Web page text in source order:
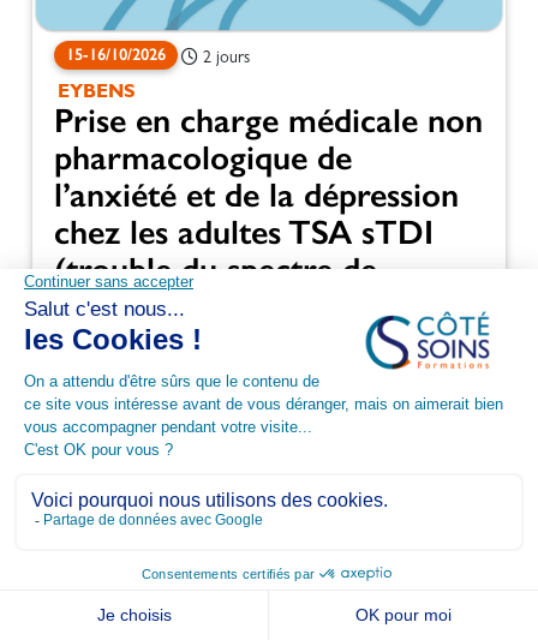
15-16/10/2026 2 jours
EYBENS
Prise en charge médicale non
pharmacologique de
l’anxiété et de la dépression
chez les adultes TSA sTDI
(trouble du spectre de
l’autisme sans trouble du
développement intellectuel)
DPC
Neuro-Psychiatrie
VOIR LA FORMATION